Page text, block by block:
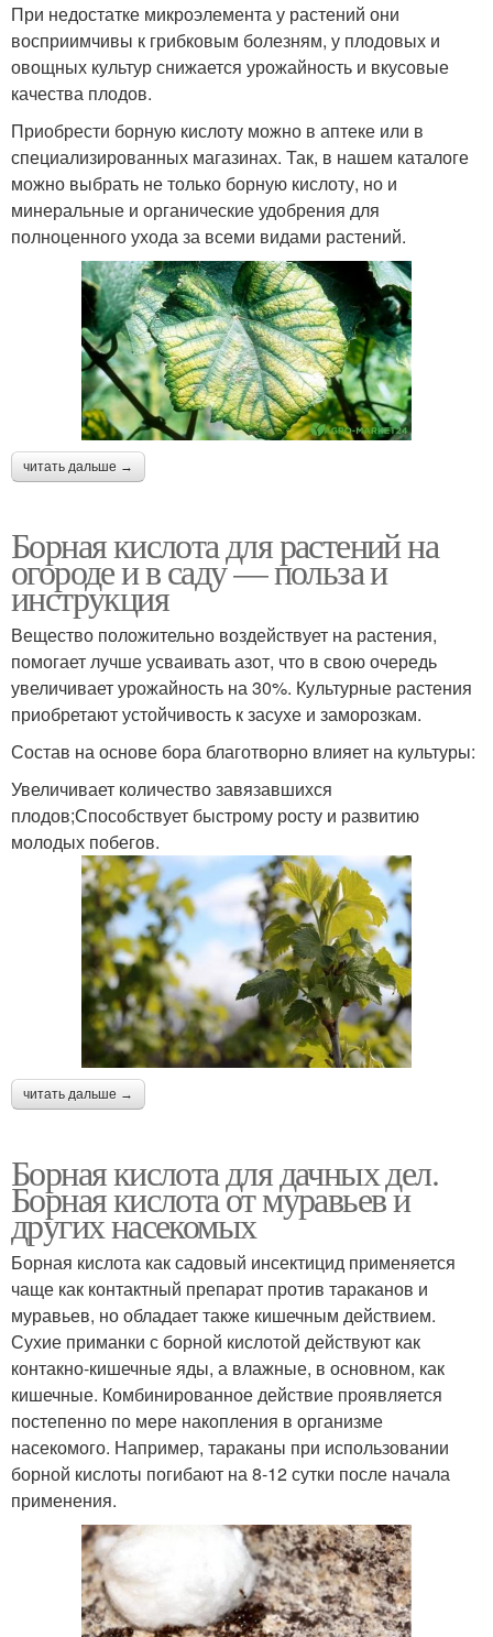
При недостатке микроэлемента у растений они
восприимчивы к грибковым болезням, у плодовых и
овощных культур снижается урожайность и вкусовые
качества плодов.
Приобрести борную кислоту можно в аптеке или в
специализированных магазинах. Так, в нашем каталоге
можно выбрать не только борную кислоту, но и
минеральные и органические удобрения для
полноценного ухода за всеми видами растений.
читать дальше →
Борная кислота для растений на
огороде и в саду — польза и
инструкция
Вещество положительно воздействует на растения,
помогает лучше усваивать азот, что в свою очередь
увеличивает урожайность на 30%. Культурные растения
приобретают устойчивость к засухе и заморозкам.
Состав на основе бора благотворно влияет на культуры:
Увеличивает количество завязавшихся
плодов;Способствует быстрому росту и развитию
молодых побегов.
читать дальше →
Борная кислота для дачных дел.
Борная кислота от муравьев и
других насекомых
Борная кислота как садовый инсектицид применяется
чаще как контактный препарат против тараканов и
муравьев, но обладает также кишечным действием.
Сухие приманки с борной кислотой действуют как
контакно-кишечные яды, а влажные, в основном, как
кишечные. Комбинированное действие проявляется
постепенно по мере накопления в организме
насекомого. Например, тараканы при использовании
борной кислоты погибают на 8-12 сутки после начала
применения.